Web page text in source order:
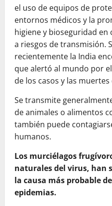
el uso de equipos de
entornos médicos y la
higiene y bioseguridad en
a riesgos de transmisión.
recientemente la India
que alertó al mundo por
de los casos y las
Se transmite
de animales o alimentos
también puede
humanos.
Los murciélagos
naturales del virus, han
la causa más probable
epidemias.